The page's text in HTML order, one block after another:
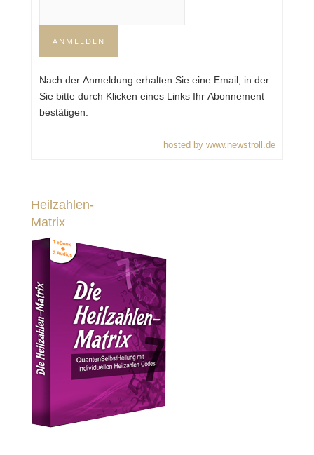
Nach der Anmeldung erhalten Sie eine Email, in der
Sie bitte durch Klicken eines Links Ihr Abonnement
bestätigen.
hosted by www.newstroll.de
Heilzahlen-
Matrix